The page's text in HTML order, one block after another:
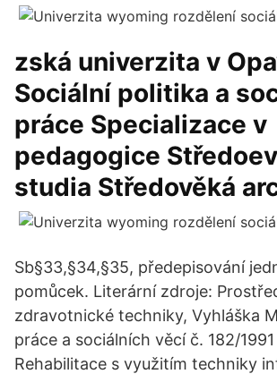
zská univerzita v
Sociální politika a
práce Specializace v
pedagogice
studia Středověká
Sb§33,§34,§35, předepisování
pomůcek. Literární zdroje:
zdravotnické techniky, Vyhláška
práce a sociálních věcí č. 182/1991
Rehabilitace s využitím techniky